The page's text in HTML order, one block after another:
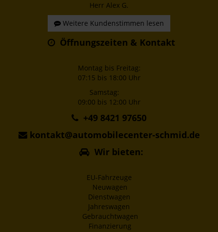
Herr Alex G.
Weitere Kundenstimmen lesen
Öffnungszeiten & Kontakt
Montag bis Freitag:
07:15 bis 18:00 Uhr
Samstag:
09:00 bis 12:00 Uhr
+49 8421 97650
kontakt@automobilecenter-schmid.de
Wir bieten:
EU-Fahrzeuge
Neuwagen
Dienstwagen
Jahreswagen
Gebrauchtwagen
Finanzierung